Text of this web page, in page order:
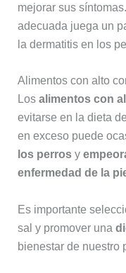
mejorar sus
adecuada juega un
la dermatitis en los
Alimentos con alto
Los alimentos con
evitarse en la dieta
en exceso puede
los perrosy
enfermedad de la
Es importante
sal y promover una
bienestar de nuestro